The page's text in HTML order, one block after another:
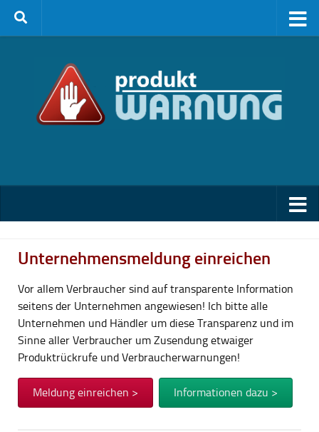
Zum Inhalt springen
Unternehmensmeldung einreichen
Vor allem Verbraucher sind auf transparente Information
seitens der Unternehmen angewiesen! Ich bitte alle
Unternehmen und Händler um diese Transparenz und im
Sinne aller Verbraucher um Zusendung etwaiger
Produktrückrufe und Verbraucherwarnungen!
Meldung einreichen > Informationen dazu >